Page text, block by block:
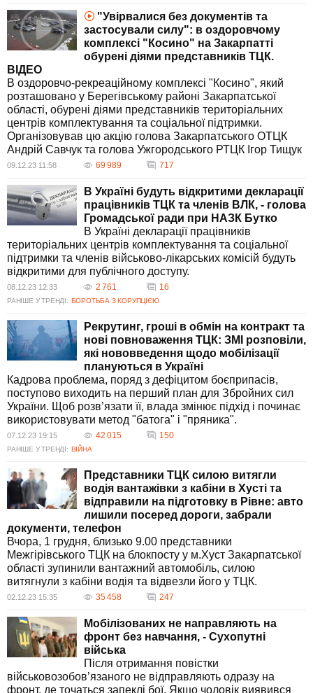
"Увірвалися без документів та
застосували силу": в оздоровчому
комплексі "Косино" на Закарпатті
обурені діями представників ТЦК.
ВIДЕО
В оздоровчо-рекреаційному комплексі "Косино", який
розташовано у Берегівському районі Закарпатської
області, обурені діями представників територіальних
центрів комплектування та соціальної підтримки.
Організовував цю акцію голова Закарпатського ОТЦК
Андрій Савчук та голова Ужгородського РТЦК Ігор Тищук
09.12.23 11:58 69 989 717
В Україні будуть відкритими декларації
працівників ТЦК та членів ВЛК, - голова
Громадської ради при НАЗК Бутко
В Україні декларації працівників
територіальних центрів комплектування та соціальної
підтримки та членів військово-лікарських комісій будуть
відкритими для публічного доступу.
08.12.23 12:33 2 761 16
РАНІШЕ У ТРЕНДІ: БОРОТЬБА З КОРУПЦІЄЮ
Рекрутинг, гроші в обмін на контракт та
нові повноваження ТЦК: ЗМІ розповіли,
які нововведення щодо мобілізації
плануються в Україні
Кадрова проблема, поряд з дефіцитом боєприпасів,
поступово виходить на перший план для Збройних сил
України. Щоб розв’язати її, влада змінює підхід і починає
використовувати метод "батога" і "пряника".
07.12.23 19:15 42 015 150
РАНІШЕ У ТРЕНДІ: ВІЙНА
Представники ТЦК силою витягли
водія вантажівки з кабіни в Хусті та
відправили на підготовку в Рівне: авто
лишили посеред дороги, забрали
документи, телефон
Вчора, 1 грудня, близько 9.00 представники
Межгірівського ТЦК на блокпосту у м.Хуст Закарпатської
області зупинили вантажний автомобіль, силою
витягнули з кабіни водія та відвезли його у ТЦК.
02.12.23 15:35 35 458 247
Мобілізованих не направляють на
фронт без навчання, - Сухопутні
війська
Після отримання повістки
військовозобов’язаного не відправляють одразу на
фронт, де точаться запеклі бої. Якщо чоловік виявився